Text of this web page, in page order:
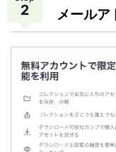
2 メールア